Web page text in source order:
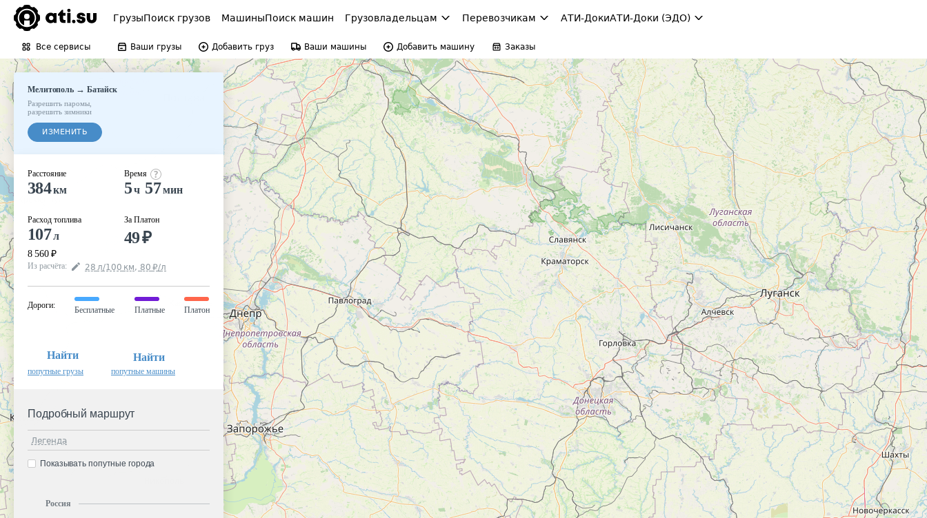
ГрузыПоиск грузов МашиныПоиск машин Грузовладельцам Перевозчикам АТИ-ДокиАТИ-Доки (ЭДО)
Все сервисы Ваши грузы Добавить груз Ваши машины Добавить машину Заказы
Мелитополь → Батайск
Разрешить паромы
разрешить зимники
ИЗМЕНИТЬ
Расстояние
384км
Расход топлива
107л
8 560 ₽
Время
5 ч 57мин
За Платон
49₽
Из расчёта: 28 л/100 км, 80 ₽/л
Дороги:
Бесплатные Платные Платон
Найти
попутные грузы
Найти
попутные машины
Подробный маршрут
Легенда
Показывать попутные города
Россия